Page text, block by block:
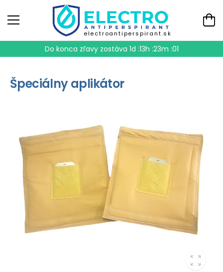
electroantiperspirant.sk
Do konca zľavy zostáva 1d :13h :23m :01
Špeciálny aplikátor